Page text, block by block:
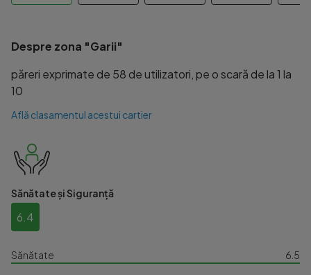
Despre zona "Garii"
păreri exprimate de 58 de utilizatori, pe o scară de la 1 la
10
Află clasamentul acestui cartier
Sănătate și Siguranță
6.4
Sănătate 6.5